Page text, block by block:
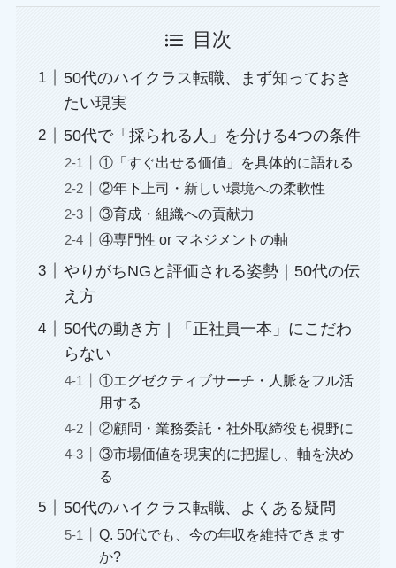
目次
50代のハイクラス転職、まず知っておき
たい現実
50代で「採られる人」を分ける4つの条件
①「すぐ出せる価値」を具体的に語れる
②年下上司・新しい環境への柔軟性
③育成・組織への貢献力
④専門性 or マネジメントの軸
やりがちNGと評価される姿勢｜50代の伝
え方
50代の動き方｜「正社員一本」にこだわ
らない
①エグゼクティブサーチ・人脈をフル活
用する
②顧問・業務委託・社外取締役も視野に
③市場価値を現実的に把握し、軸を決め
る
50代のハイクラス転職、よくある疑問
Q. 50代でも、今の年収を維持できます
か?